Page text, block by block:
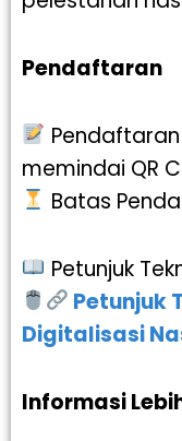
Pendaftaran
memindai QR
Batas
Petunjuk
Petunjuk
Digitalisasi
Informasi